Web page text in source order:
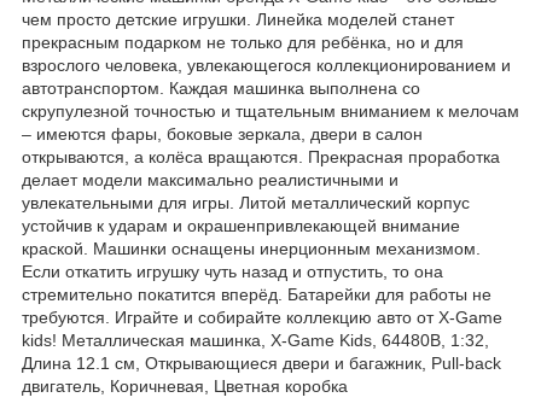
чем просто детские игрушки. Линейка моделей станет
прекрасным подарком не только для ребёнка, но и для
взрослого человека, увлекающегося коллекционированием и
автотранспортом. Каждая машинка выполнена со
скрупулезной точностью и тщательным вниманием к мелочам
– имеются фары, боковые зеркала, двери в салон
открываются, а колёса вращаются. Прекрасная проработка
делает модели максимально реалистичными и
увлекательными для игры. Литой металлический корпус
устойчив к ударам и окрашенпривлекающей внимание
краской. Машинки оснащены инерционным механизмом.
Если откатить игрушку чуть назад и отпустить, то она
стремительно покатится вперёд. Батарейки для работы не
требуются. Играйте и собирайте коллекцию авто от X-Game
kids! Металлическая машинка, X-Game Kids, 64480B, 1:32,
Длина 12.1 см, Открывающиеся двери и багажник, Pull-back
двигатель, Коричневая, Цветная коробка